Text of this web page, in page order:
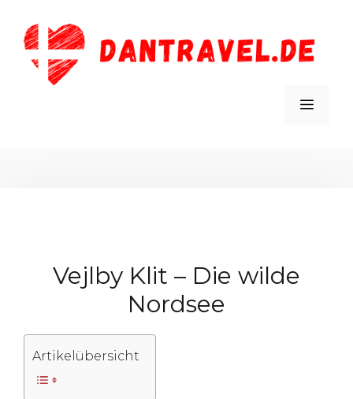
Inhalt
springen
Vejlby Klit – Die wilde
Nordsee
Artikelübersicht